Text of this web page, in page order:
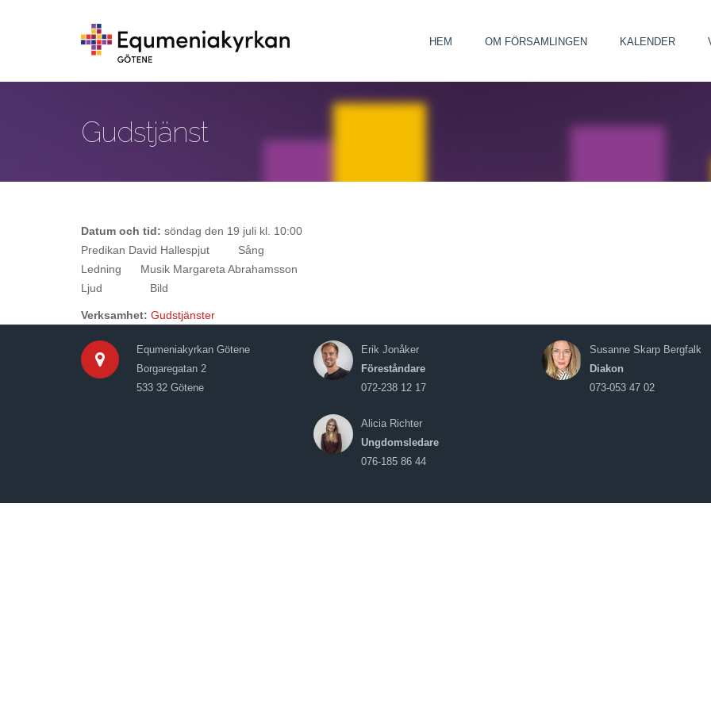
HEM OM FÖRSAMLINGEN KALENDER
Gudstjänst
Datum och tid: söndag den 19 juli kl. 10:00
Predikan David Hallespjut Sång
Ledning Musik Margareta Abrahamsson
Ljud Bild
Verksamhet: Gudstjänster
Equmeniakyrkan Götene
Borgaregatan 2
533 32 Götene
Erik Jonåker
Föreståndare
072-238 12 17
Susanne Skarp Bergfalk
Diakon
073-053 47 02
Alicia Richter
Ungdomsledare
076-185 86 44